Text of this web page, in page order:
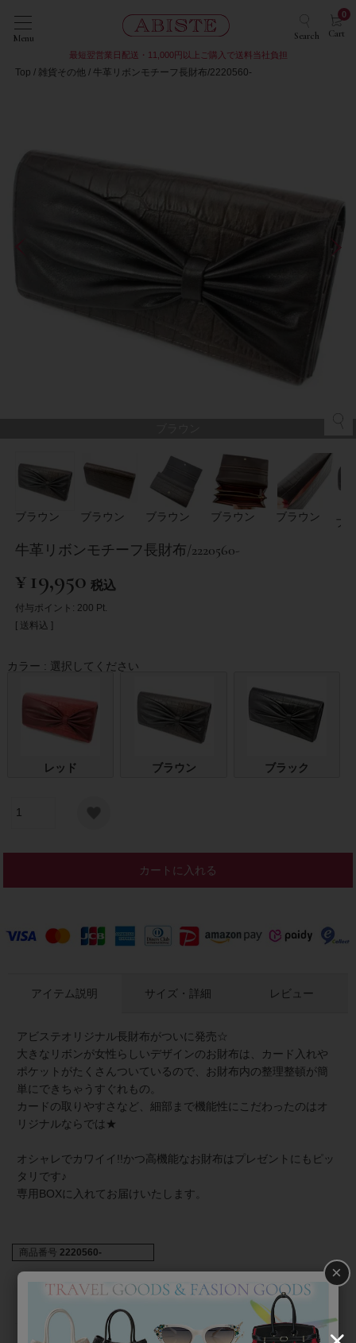
Menu Search Cart
0
最短翌営業日配送・11,000円以上ご購入で送料当社負担
Top 雑貨その他 牛革リボンモチーフ長財布/2220560-
ブラウン ブラウン ブラウン ブラウン ブラウン ブ
牛革リボンモチーフ長財布/2220560-
¥19,950 税込
付与ポイント: 200 Pt.
送料込
カラー 選択してください
レッド ブラウン ブラック
カートに入れる
アイテム説明
アビステオリジナル長財布がついに発売☆
大きなリボンが女性らしいデザインのお財布は、カード入れや
ポケットがたくさんついているので、お財布内の整理整頓が簡
単にできちゃうすぐれもの。
カードの取りやすさなど、細部まで機能性にこだわったのはオ
リジナルならでは★
オシャレでカワイイ!!かつ高機能なお財布はプレゼントにもピッ
タリです♪
専用BOXに入れてお届けいたします。
サイズ・詳細 レビュー
商品番号 2220560-
×